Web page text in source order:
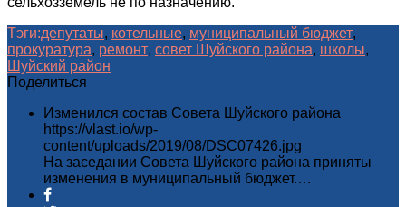
Тэги:депутаты, котельные, муниципальный бюджет,
прокуратура, ремонт, совет Шуйского района, школы,
Шуйский район
Поделиться
Изменился состав Совета Шуйского района
https://vlast.io/wp-
content/uploads/2019/08/DSC07426.jpg
На заседании Совета Шуйского района приняты
изменения в муниципальный бюджет.…